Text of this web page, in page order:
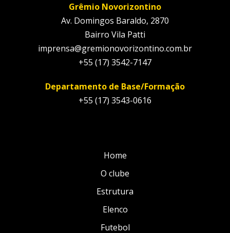
Grêmio Novorizontino
Av. Domingos Baraldo, 2870
Bairro Vila Patti
imprensa@gremionovorizontino.com.br
+55 (17) 3542-7147
Departamento de Base/Formação
+55 (17) 3543-0616
Home
O clube
Estrutura
Elenco
Futebol